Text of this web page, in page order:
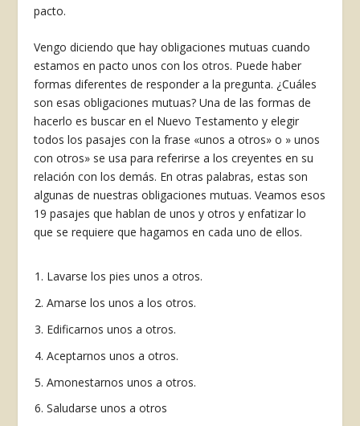
pacto.
Vengo diciendo que hay obligaciones mutuas cuando
estamos en pacto unos con los otros. Puede haber
formas diferentes de responder a la pregunta. ¿Cuáles
son esas obligaciones mutuas? Una de las formas de
hacerlo es buscar en el Nuevo Testamento y elegir
todos los pasajes con la frase «unos a otros» o » unos
con otros» se usa para referirse a los creyentes en su
relación con los demás. En otras palabras, estas son
algunas de nuestras obligaciones mutuas. Veamos esos
19 pasajes que hablan de unos y otros y enfatizar lo
que se requiere que hagamos en cada uno de ellos.
Lavarse los pies unos a otros.
Amarse los unos a los otros.
Edificarnos unos a otros.
Aceptarnos unos a otros.
Amonestarnos unos a otros.
Saludarse unos a otros